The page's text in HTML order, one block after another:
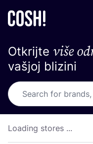
Otkrijte više
vašjoj blizini
Loading stores ...